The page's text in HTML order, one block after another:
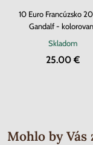
10 Euro Francúzsko
Gandalf -
Skladom
25.00 €
Mohlo by Vás